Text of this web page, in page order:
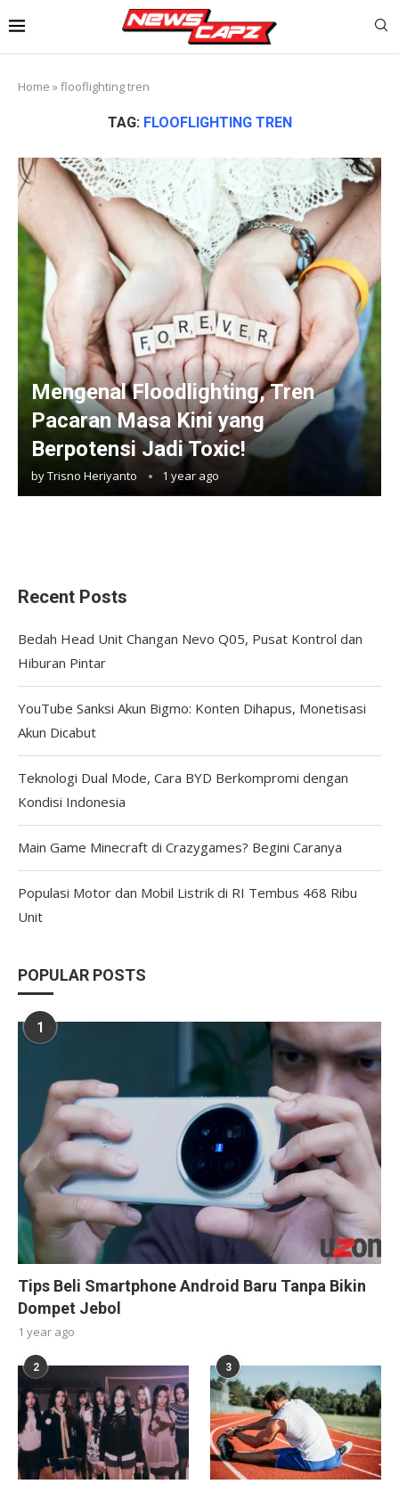
Home »flooflighting tren
TAG: FLOOFLIGHTING TREN
Mengenal Floodlighting, Tren
Pacaran Masa Kini yang
Berpotensi Jadi Toxic!
byTrisno Heriyanto 1 year ago
Recent Posts
Bedah Head Unit Changan Nevo Q05, Pusat Kontrol dan
Hiburan Pintar
YouTube Sanksi Akun Bigmo: Konten Dihapus, Monetisasi
Akun Dicabut
Teknologi Dual Mode, Cara BYD Berkompromi dengan
Kondisi Indonesia
Main Game Minecraft di Crazygames? Begini Caranya
Populasi Motor dan Mobil Listrik di RI Tembus 468 Ribu
Unit
POPULAR POSTS
1
Tips Beli Smartphone Android Baru Tanpa Bikin
Dompet Jebol
1 year ago
2 3